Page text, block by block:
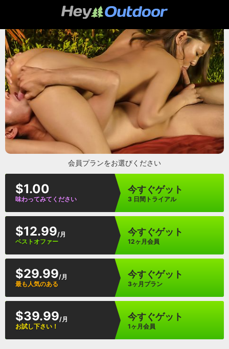
会員プランをお選びください
$1.00
味わってみてください
今すぐゲット
3 日間トライアル
$12.99/月
ベストオファー
今すぐゲット
12ヶ月会員
$29.99/月
最も人気のある
今すぐゲット
3ヶ月プラン
$39.99/月
お試し下さい！
今すぐゲット
1ヶ月会員